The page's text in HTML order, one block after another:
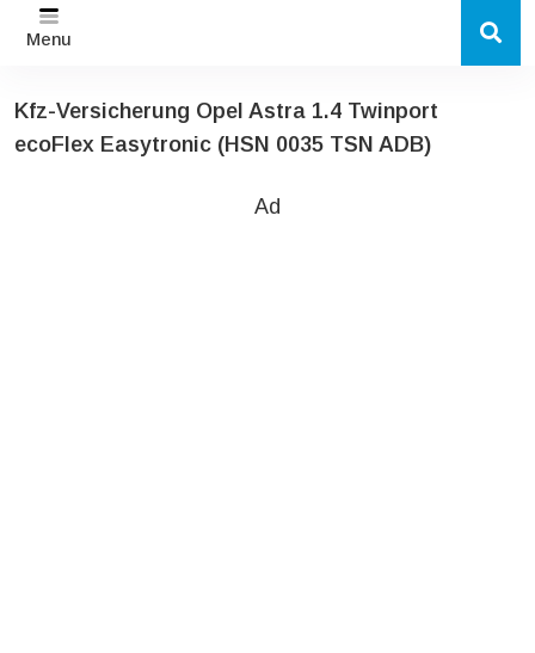
Menu
Kfz-Versicherung Opel Astra 1.4 Twinport
ecoFlex Easytronic (HSN 0035 TSN ADB)
Ad